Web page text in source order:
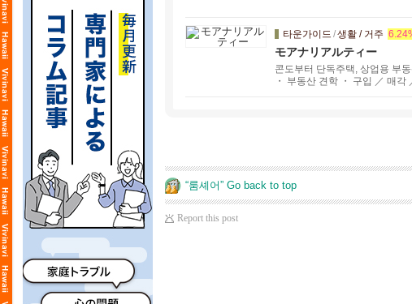
타운가이드 /생활 / 거주
モアナリアルティー
콘도부터 단독주택, 상업용 부
・ 부동산 견학 ・ 구입 ／ 매
“룸셰어” Go back to top
Report this post